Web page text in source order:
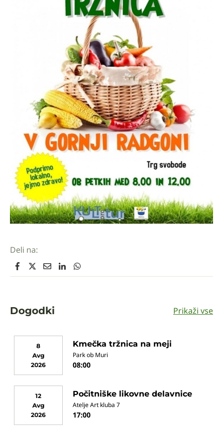
Deli na:
Dogodki Prikaži vse
8
Avg
2026
Kmečka tržnica na meji
Park ob Muri
08:00
12
Avg
2026
Počitniške likovne delavnice
Atelje Art kluba 7
17:00